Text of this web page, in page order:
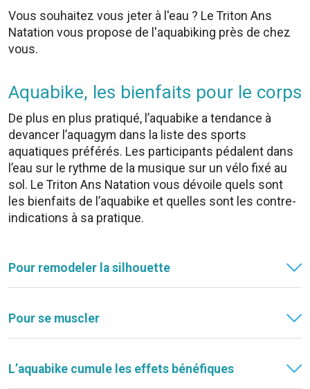
Vous souhaitez vous jeter à l'eau ? Le Triton Ans
Natation vous propose de l'aquabiking près de chez
vous.
Aquabike, les bienfaits pour le corps
De plus en plus pratiqué, l’aquabike a tendance à
devancer l’aquagym dans la liste des sports
aquatiques préférés. Les participants pédalent dans
l’eau sur le rythme de la musique sur un vélo fixé au
sol. Le Triton Ans Natation vous dévoile quels sont
les bienfaits de l’aquabike et quelles sont les contre-
indications à sa pratique.
Pour remodeler la silhouette
Pour se muscler
L’aquabike cumule les effets bénéfiques